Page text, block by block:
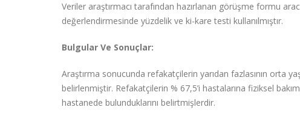
Veriler araştırmacı tarafından hazırlanan görüşme formu
değerlendirmesinde yüzdelik ve ki-kare testi kullanılmıştır.
Bulgular Ve Sonuçlar:
Araştırma sonucunda refakatçilerin yarıdan fazlasının orta
belirlenmiştir. Refakatçilerin % 67,5’i hastalarına fiziksel
hastanede bulunduklarını belirtmişlerdir.